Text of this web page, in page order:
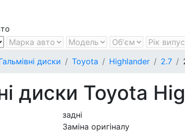
диски Toyota Highlander 2.7
диски Toyota
задні
Заміна оригіналу